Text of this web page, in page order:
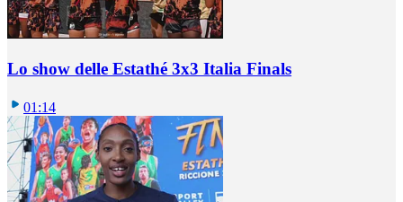
Lo show delle Estathé 3x3 Italia Finals
01:14